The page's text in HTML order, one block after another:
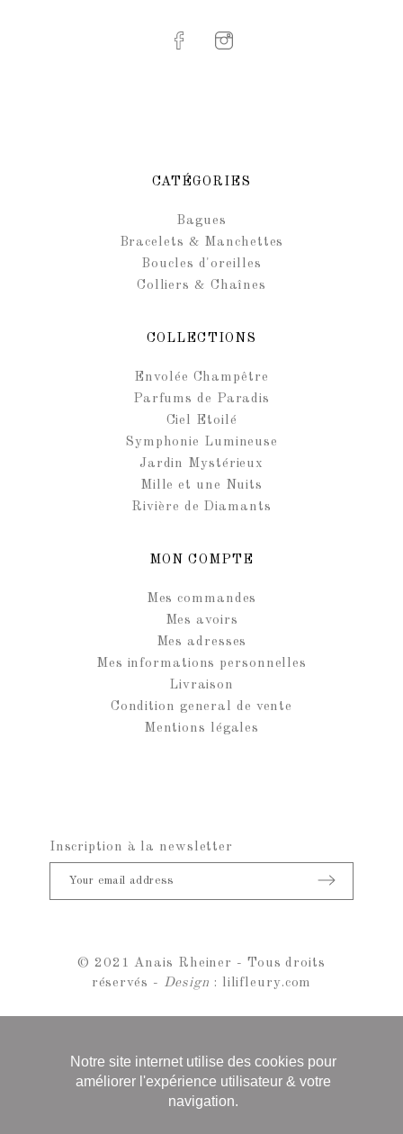
CATÉGORIES
Bagues
Bracelets & Manchettes
Boucles d'oreilles
Colliers & Chaînes
COLLECTIONS
Envolée Champêtre
Parfums de Paradis
Ciel Etoilé
Symphonie Lumineuse
Jardin Mystérieux
Mille et une Nuits
Rivière de Diamants
MON COMPTE
Mes commandes
Mes avoirs
Mes adresses
Mes informations personnelles
Livraison
Condition general de vente
Mentions légales
Inscription à la newsletter
© 2021 Anais Rheiner - Tous droits
réservés - Design : lilifleury.com
Notre site internet utilise des cookies pour
améliorer l'expérience utilisateur & votre
navigation.